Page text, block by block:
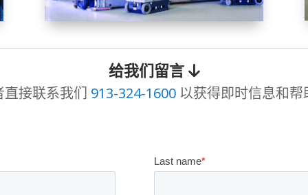
给我们留言
直接联系我们 913-324-1600 以获得即时信息和帮